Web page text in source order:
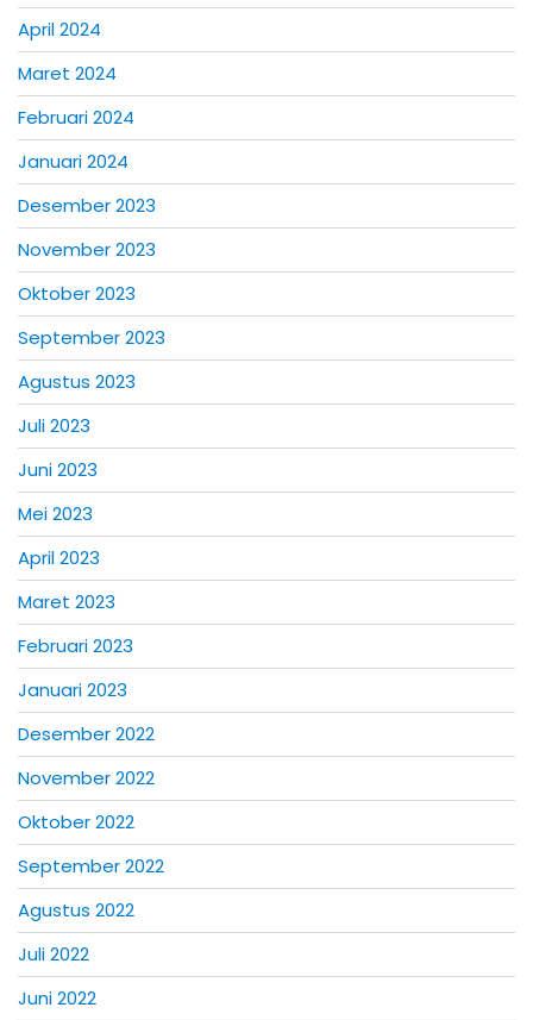
April 2024
Maret 2024
Februari 2024
Januari 2024
Desember 2023
November 2023
Oktober 2023
September 2023
Agustus 2023
Juli 2023
Juni 2023
Mei 2023
April 2023
Maret 2023
Februari 2023
Januari 2023
Desember 2022
November 2022
Oktober 2022
September 2022
Agustus 2022
Juli 2022
Juni 2022